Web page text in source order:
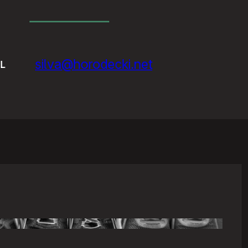
silva@horodecki.net